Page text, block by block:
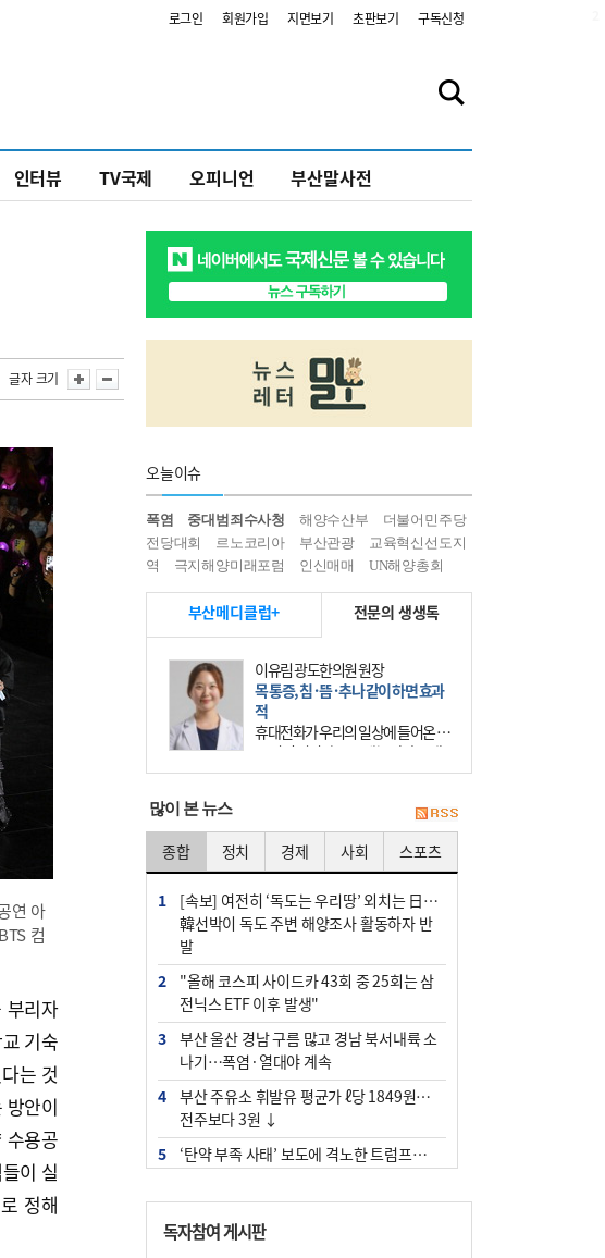
로그인 회원가입 지면보기 초판보기 구독신청
인터뷰 TV국제 오피니언 부산말사전
글자 크기
연 아
컴
부리자
기숙
는 것
안이
수용공
이 실
정해
오늘이슈
폭염 중대범죄수사청 해양수산부
더불어민주당
전당대회
르노코리아 부산관광
교육혁신선도지
역
극지해양미래포럼 인신매매 UN해양총회
부산메디클럽+ 전문의 생생톡
이유림 광도한의원 원장
목 통증, 침·뜸·추나 같이 하면 효과
적
휴대전화가 우리의 일상에 들어온 지
20년이 넘었다. 요즘에는 사람들 대
부분 스마트폰이라는 작은 기계를 한
많이 본 뉴스
종합 정치 경제 사회 스포츠
1
[속보] 여전히 ‘독도는 우리땅’ 외치는 日…
韓선박이 독도 주변 해양조사 활동하자 반
발
2
"올해 코스피 사이드카 43회 중 25회는 삼
전닉스 ETF 이후 발생"
3
부산 울산 경남 구름 많고 경남 북서내륙 소
나기…폭염·열대야 계속
4
부산 주유소 휘발유 평균가 ℓ당 1849원…
전주보다 3원 ↓
5
‘탄약 부족 사태’ 보도에 격노한 트럼프…
물선 적발
독자참여 게시판